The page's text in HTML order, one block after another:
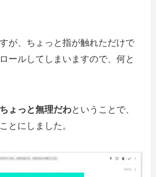
が、ちょっと指が触れただけで
ールしてしまいますので、何と
ょっと無理だわということで、
とにしました。